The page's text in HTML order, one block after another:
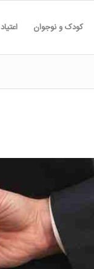
کودک و نوجوان اعتیاد